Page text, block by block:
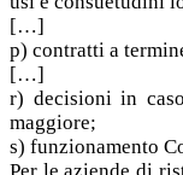
[…]
p) contratti a
[…]
r) decisioni in
maggiore;
s) funzionamento
Per le aziende di